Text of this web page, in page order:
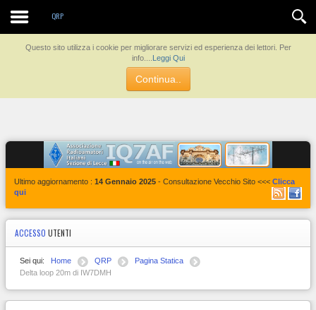
Questo sito utilizza i cookie per migliorare servizi ed esperienza dei lettori. Per
info....
Leggi Qui
Continua..
QRP
Contatti
Ultimo aggiornamento : 14 Gennaio 2025 - Consultazione Vecchio Sito <<< Clicca
qui
ACCESSO UTENTI
Sei qui: Home QRP
Pagina Statica
Delta loop 20m di IW7DMH